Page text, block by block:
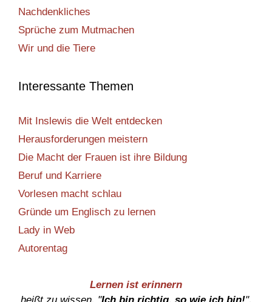
Nachdenkliches
Sprüche zum Mutmachen
Wir und die Tiere
Interessante Themen
Mit Inslewis die Welt entdecken
Herausforderungen meistern
Die Macht der Frauen ist ihre Bildung
Beruf und Karriere
Vorlesen macht schlau
Gründe um Englisch zu lernen
Lady in Web
Autorentag
Lernen ist erinnern